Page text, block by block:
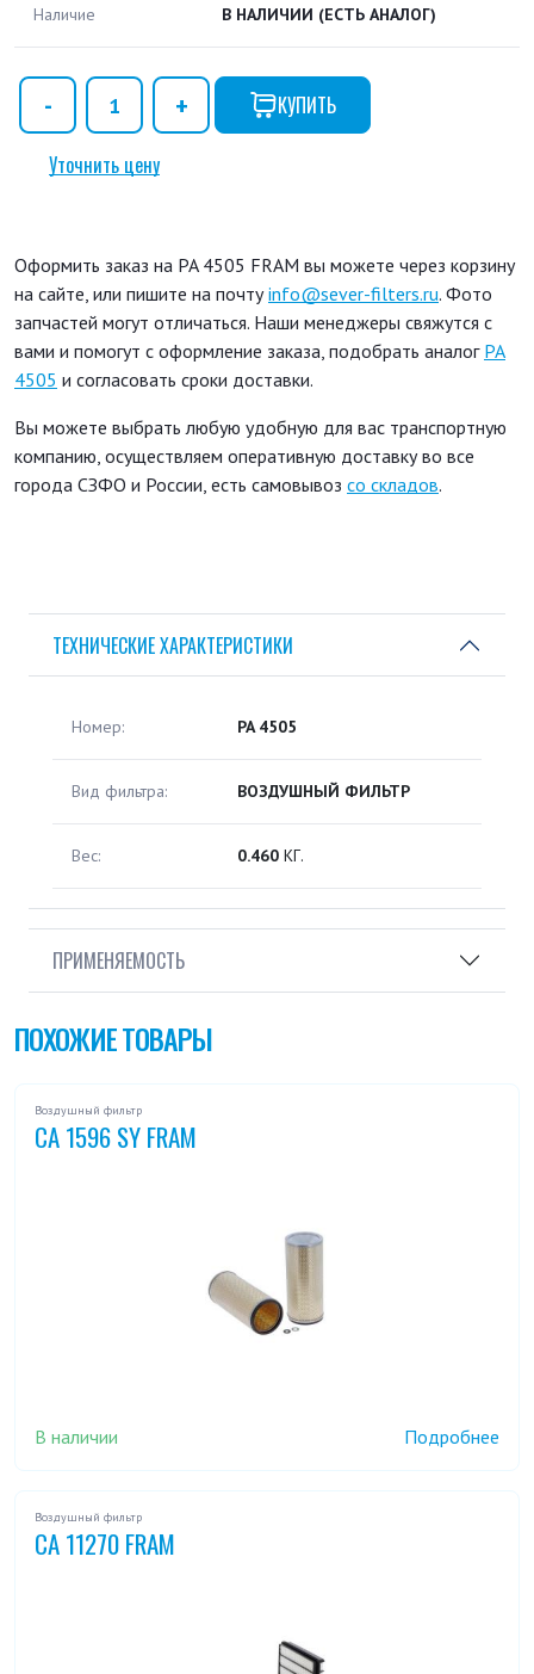
Наличие В НАЛИЧИИ (ЕСТЬ АНАЛОГ)
КУПИТЬ
Уточнить цену
Оформить заказ на PA 4505 FRAM вы можете через корзину
на сайте, или пишите на почтуinfo@sever-filters.ru. Фото
запчастей могут отличаться. Наши менеджеры свяжутся с
вами и помогут с оформление заказа, подобрать аналог PA
4505 и согласовать сроки доставки.
Вы можете выбрать любую удобную для вас транспортную
компанию, осуществляем оперативную доставку во все
города СЗФО и России, есть самовывоз со складов.
ТЕХНИЧЕСКИЕ ХАРАКТЕРИСТИКИ
Номер: PA 4505
Вид фильтра: ВОЗДУШНЫЙ ФИЛЬТР
Вес: 0.460 КГ.
ПРИМЕНЯЕМОСТЬ
ПОХОЖИЕ ТОВАРЫ
Воздушный фильтр
CA 1596 SY FRAM
В наличии Подробнее
Воздушный фильтр
CA 11270 FRAM